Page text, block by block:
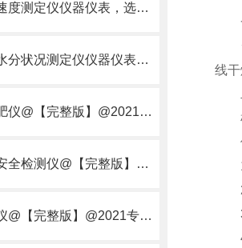
买土壤腐蚀速度测定仪仪器仪表，选【云唐新款】土壤腐蚀速度测定仪
买数显植物水分状况测定仪仪器仪表，就来山东云唐精品货源
测土配方施肥仪@【完整版】@2021专业测土配方施肥仪器仪表
全自动食品安全检测仪@【完整版】@2021专业全自动食品检测仪器仪表
叶绿素检测仪@【完整版】@2021专业叶绿素检测仪器仪表
一
线
检
使
1.
2.
3.
4.